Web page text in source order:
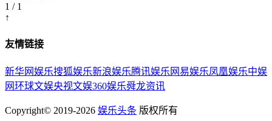
1 / 1
↑
友情链接
新华网娱乐搜狐娱乐新浪娱乐腾讯娱乐 网易娱乐凤凰娱乐中娱
网环球文娱央视文娱360娱乐舜龙资讯
Copyright© 2019-2026 娱乐头条 版权所有